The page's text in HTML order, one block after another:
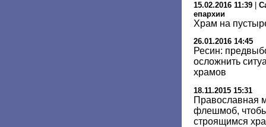
15.02.2016 11:39
епархии
Храм на
26.01.2016 14:45
Ресин:
осложнить
храмов
18.11.2015 15:31
Православная
флешмоб,
строящимся